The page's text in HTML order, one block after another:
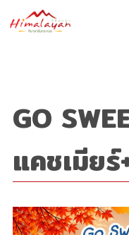
GO
แคชเมีย